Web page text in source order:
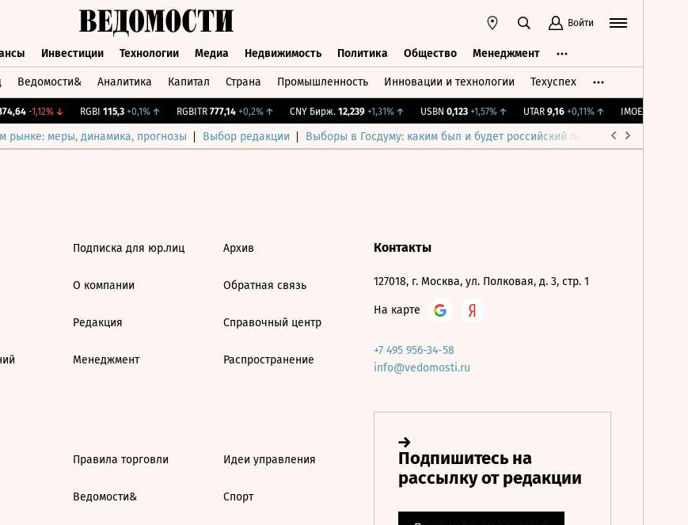
Войти
Инвестиции Технологии Медиа Недвижимость Политика Общество Менеджмент
Ведомости& Аналитика Капитал Страна Промышленность Инновации и технологии Техуспех
-1,12%↓ RGBI 115,3 +0,1%↑ RGBITR 777,14 +0,2%↑ CNY Бирж. 12,239 +1,31%↑ USBN 0,123 +1,57%↑ UTAR 9,16 +0,11%↑ IMOEX 2 281,31
рынке: меры, динамика, прогнозы Выбор редакции Выборы в Госдуму: каким был и будет российский парламент
Подписка для юр.лиц
О компании
Редакция
Менеджмент
Архив
Обратная связь
Справочный центр
Распространение
Правила торговли
Ведомости&
Идеи управления
Спорт
Контакты
127018, г. Москва, ул. Полковая, д. 3, стр. 1
На карте
+7 495 956-34-58
info@vedomosti.ru